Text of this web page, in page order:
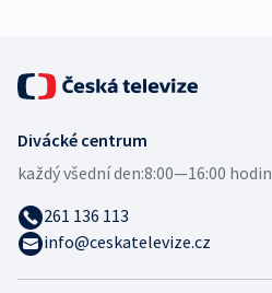
Divácké centrum
každý všední den:8:00—16:00 hodin
261 136 113
info@ceskatelevize.cz